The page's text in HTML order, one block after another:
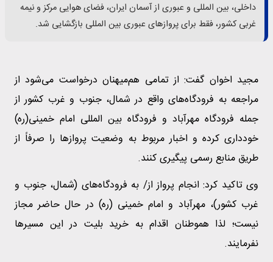
داخلی، بین المللی و عبوری از آسمان ایران، فضای هوایی مرکز و نیمه
غربی کشور، فقط برای پروازهای عبوری بین المللی بازگشایی شد.
مجید اخوان گفت: از تمامی هم‌میهنان درخواست می‌شود از
مراجعه به فرودگاه‌های واقع در شمال، جنوب و غرب کشور از
جمله فرودگاه مهرآباد و فرودگاه بین المللی امام خمینی(ره)
خودداری کرده و اخبار مربوط به وضعیت پروازها را صرفاً از
طریق منابع رسمی پیگیری کنند.
وی تاکید کرد: انجام پرواز از/ به فرودگاه‌های (شمال، جنوب و
غرب کشور)، مهرآباد و امام خمینی (ره) در حال حاضر مجاز
نیست؛ لذا هموطنان اقدام به خرید بلیت در این مسیرها
نفرمایند.